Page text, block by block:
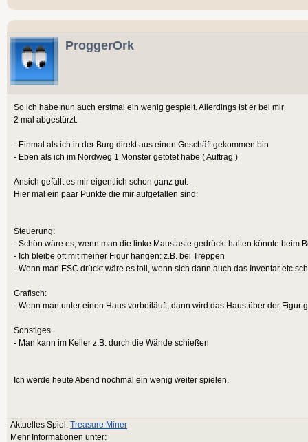
ProggerOrk
So ich habe nun auch erstmal ein wenig gespielt. Allerdings ist er bei mir
2 mal abgestürzt.
- Einmal als ich in der Burg direkt aus einen Geschäft gekommen bin
- Eben als ich im Nordweg 1 Monster getötet habe ( Auftrag )
Ansich gefällt es mir eigentlich schon ganz gut.
Hier mal ein paar Punkte die mir aufgefallen sind:
Steuerung:
- Schön wäre es, wenn man die linke Maustaste gedrückt halten könnte beim
- Ich bleibe oft mit meiner Figur hängen: z.B. bei Treppen
- Wenn man ESC drückt wäre es toll, wenn sich dann auch das Inventar etc
Grafisch:
- Wenn man unter einen Haus vorbeiläuft, dann wird das Haus über der Figur
Sonstiges.
- Man kann im Keller z.B: durch die Wände schießen
Ich werde heute Abend nochmal ein wenig weiter spielen.
Aktuelles Spiel: Treasure Miner
Mehr Informationen unter: